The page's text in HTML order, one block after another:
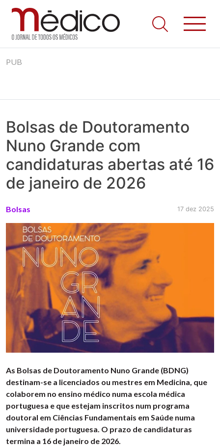
to
Jornal Médico
Médico – O Jornal de Todos os Médicos. Onde as notícias
realmente contam! Tudo o que se passa na Saúde!
PUB
Bolsas de Doutoramento
Nuno Grande com
candidaturas abertas até 16
de janeiro de 2026
Bolsas 17 dez 2025
As Bolsas de Doutoramento Nuno Grande (BDNG)
destinam-se a licenciados ou mestres em Medicina, que
colaborem no ensino médico numa escola médica
portuguesa e que estejam inscritos num programa
doutoral em Ciências Fundamentais em Saúde numa
universidade portuguesa. O prazo de candidaturas
termina a 16 de janeiro de 2026.